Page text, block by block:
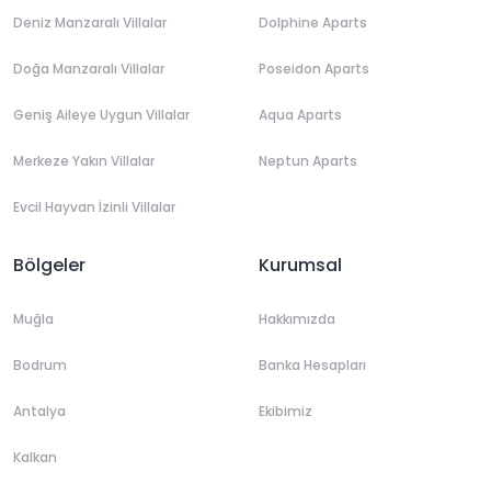
Deniz Manzaralı Villalar
Doğa Manzaralı Villalar
Geniş Aileye Uygun Villalar
Merkeze Yakın Villalar
Evcil Hayvan İzinli Villalar
Dolphine Aparts
Poseidon Aparts
Aqua Aparts
Neptun Aparts
Bölgeler
Muğla
Bodrum
Antalya
Kalkan
Kurumsal
Hakkımızda
Banka Hesapları
Ekibimiz